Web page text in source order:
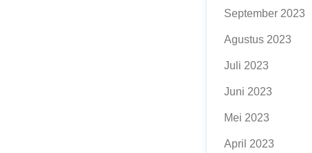
September 2023
Agustus 2023
Juli 2023
Juni 2023
Mei 2023
April 2023